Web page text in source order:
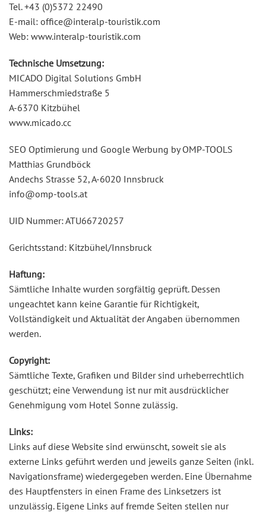
Tel. +43 (0)5372 22490
E-mail: office@interalp-touristik.com
Web: www.interalp-touristik.com
Technische Umsetzung:
MICADO Digital Solutions GmbH
Hammerschmiedstraße 5
A-6370 Kitzbühel
www.micado.cc
SEO Optimierung und Google Werbung by OMP-TOOLS
Matthias Grundböck
Andechs Strasse 52, A-6020 Innsbruck
info@omp-tools.at
UID Nummer: ATU66720257
Gerichtsstand: Kitzbühel/Innsbruck
Haftung:
Sämtliche Inhalte wurden sorgfältig geprüft. Dessen
ungeachtet kann keine Garantie für Richtigkeit,
Vollständigkeit und Aktualität der Angaben übernommen
werden.
Copyright:
Sämtliche Texte, Grafiken und Bilder sind urheberrechtlich
geschützt; eine Verwendung ist nur mit ausdrücklicher
Genehmigung vom Hotel Sonne zulässig.
Links:
Links auf diese Website sind erwünscht, soweit sie als
externe Links geführt werden und jeweils ganze Seiten (inkl.
Navigationsframe) wiedergegeben werden. Eine Übernahme
des Hauptfensters in einen Frame des Linksetzers ist
unzulässig. Eigene Links auf fremde Seiten stellen nur